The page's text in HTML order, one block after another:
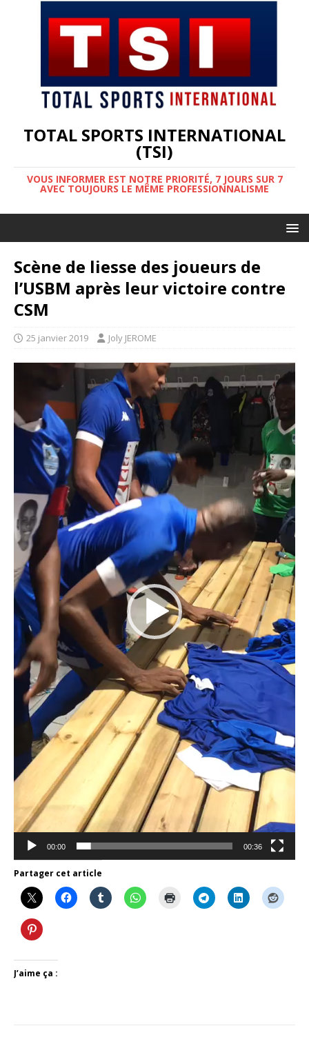
TOTAL SPORTS INTERNATIONAL
(TSI)
VOUS INFORMER EST NOTRE PRIORITÉ, 7 JOURS SUR 7
AVEC TOUJOURS LE MÊME PROFESSIONNALISME
Scène de liesse des joueurs de
l’USBM après leur victoire contre
CSM
25 janvier 2019 Joly JEROME
00:00 00:36
Partager cet article
J’aime ça :